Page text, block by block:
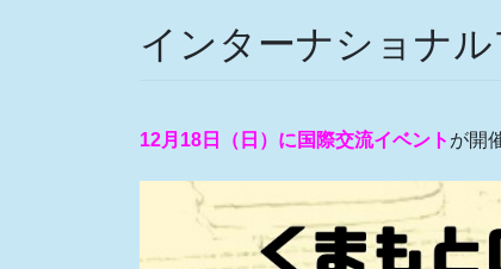
インターナショナ
12月18日（日）に国際交流イベント が開